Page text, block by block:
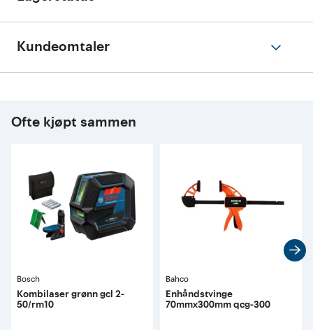
Kundeomtaler
Ofte kjøpt sammen
Bosch
Kombilaser grønn gcl 2-
50/rm10
Bahco
Enhåndstvinge
70mmx300mm qcg-300